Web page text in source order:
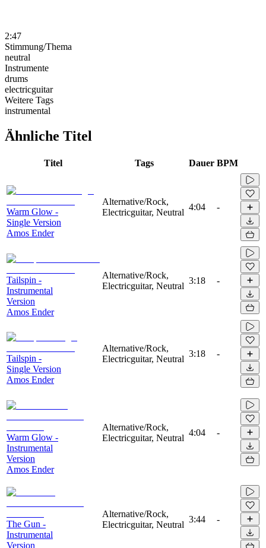
2:47
Stimmung/Thema
neutral
Instrumente
drums
electricguitar
Weitere Tags
instrumental
Ähnliche Titel
Titel Tags Dauer BPM
Warm Glow -
Single Version
Amos Ender
Alternative/Rock,
Electricguitar, Neutral
4:04 -
Tailspin -
Instrumental
Version
Amos Ender
Alternative/Rock,
Electricguitar, Neutral
3:18 -
Tailspin -
Single Version
Amos Ender
Alternative/Rock,
Electricguitar, Neutral
3:18 -
Warm Glow -
Instrumental
Version
Amos Ender
Alternative/Rock,
Electricguitar, Neutral
4:04 -
The Gun -
Instrumental
Version
Alternative/Rock,
Electricguitar, Neutral
3:44 -